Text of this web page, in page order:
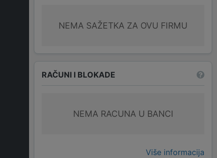
NEMA SAŽETKA ZA OVU FIRMU
RAČUNI I BLOKADE
NEMA RACUNA U BANCI
Više informacija